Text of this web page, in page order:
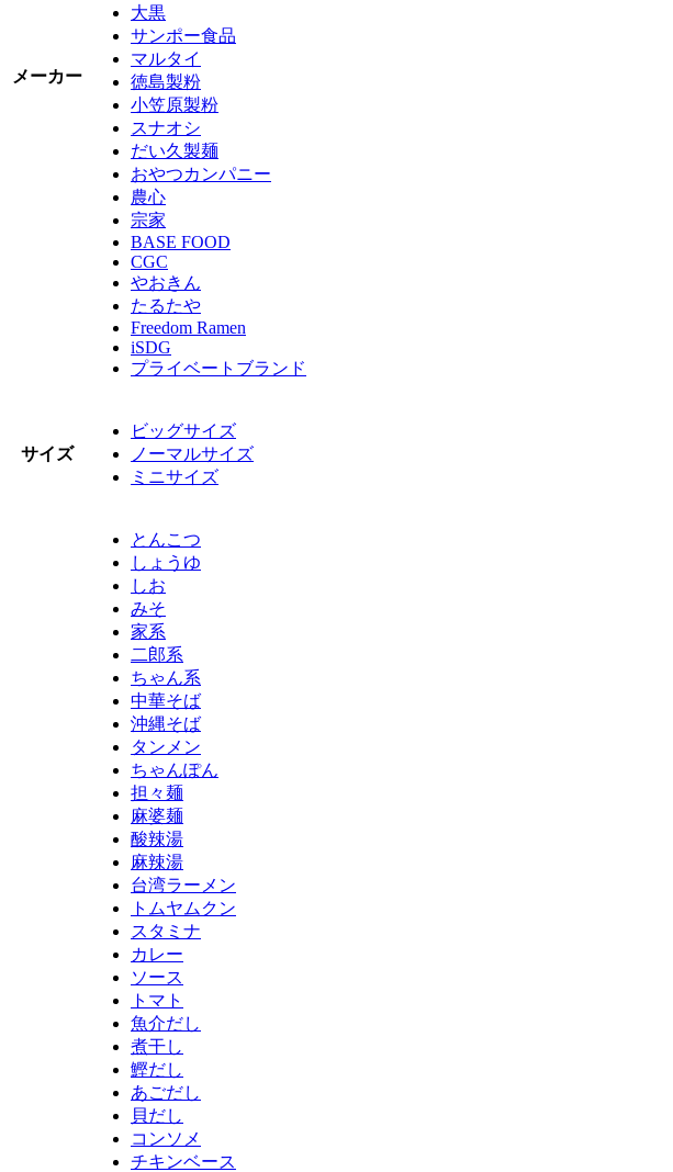
メーカー
大黒
サンポー食品
マルタイ
徳島製粉
小笠原製粉
スナオシ
だい久製麺
おやつカンパニー
農心
宗家
BASE FOOD
CGC
やおきん
たるたや
Freedom Ramen
iSDG
プライベートブランド
サイズ
ビッグサイズ
ノーマルサイズ
ミニサイズ
とんこつ
しょうゆ
しお
みそ
家系
二郎系
ちゃん系
中華そば
沖縄そば
タンメン
ちゃんぽん
担々麺
麻婆麺
酸辣湯
麻辣湯
台湾ラーメン
トムヤムクン
スタミナ
カレー
ソース
トマト
魚介だし
煮干し
鰹だし
あごだし
貝だし
コンソメ
チキンベース